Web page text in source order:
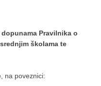
Pravilnika o
školama te
na poveznici: